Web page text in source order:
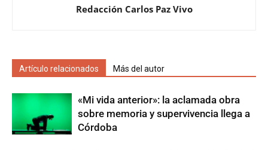
Redacción Carlos Paz Vivo
Artículo relacionados Más del autor
«Mi vida anterior»: la aclamada obra
sobre memoria y supervivencia llega a
Córdoba